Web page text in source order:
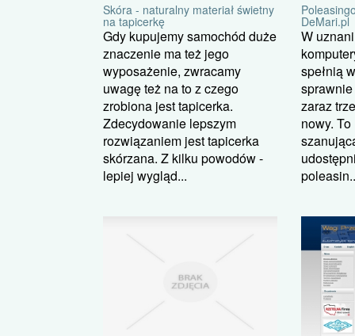
Skóra - naturalny materiał świetny
na tapicerkę
Gdy kupujemy samochód duże
znaczenie ma też jego
wyposażenie, zwracamy
uwagę też na to z czego
zrobiona jest tapicerka.
Zdecydowanie lepszym
rozwiązaniem jest tapicerka
skórzana. Z kilku powodów -
lepiej wygląd...
DeMari.pl
W
spełnią
zaraz
nowy.